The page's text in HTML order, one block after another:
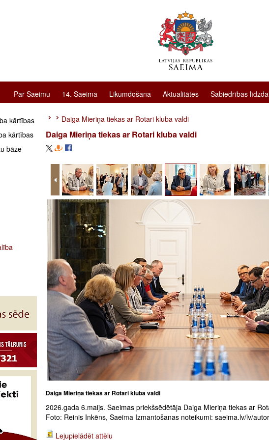
Par Saeimu 14. Saeima Likumdošana Aktualitātes Sabiedrības
kārtības
kārtības
bāze
Daiga Mieriņa tiekas ar Rotari kluba valdi
Daiga Mieriņa tiekas ar Rotari kluba valdi
Daiga Mieriņa tiekas ar Rotari kluba valdi
2026.gada 6.maijs. Saeimas priekšsēdētāja Daiga Mieriņa tiekas ar
Foto: Reinis Inkēns, Saeima Izmantošanas noteikumi: saeima.lv/lv/
Lejupielādēt attēlu